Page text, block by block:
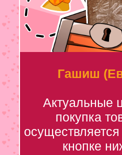
Гашиш
Актуальные
покупка
кнопке